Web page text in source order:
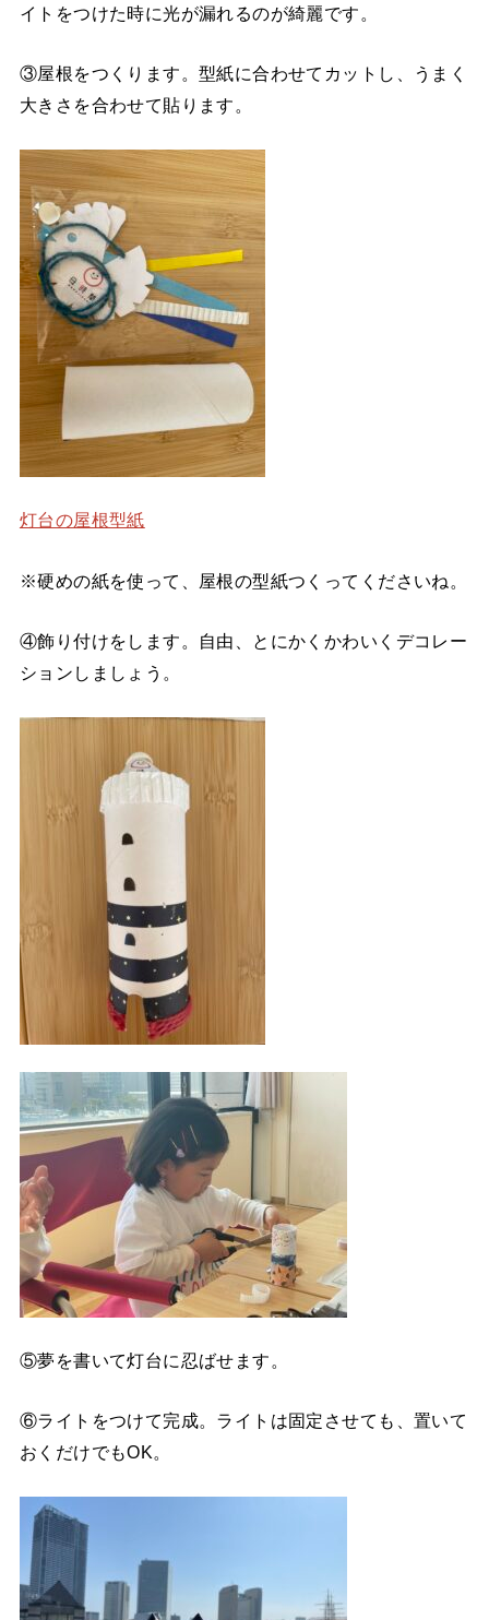
イトをつけた時に光が漏れるのが綺麗です。
③屋根をつくります。型紙に合わせてカットし、うまく
大きさを合わせて貼ります。
灯台の屋根型紙
※硬めの紙を使って、屋根の型紙つくってくださいね。
④飾り付けをします。自由、とにかくかわいくデコレー
ションしましょう。
⑤夢を書いて灯台に忍ばせます。
⑥ライトをつけて完成。ライトは固定させても、置いて
おくだけでもOK。